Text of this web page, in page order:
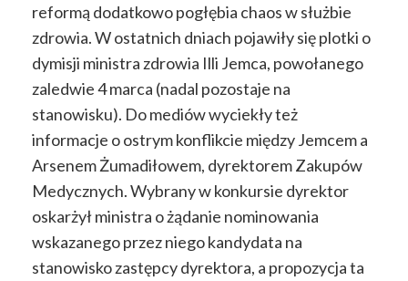
reformą dodatkowo pogłębia chaos w służbie
zdrowia. W ostatnich dniach pojawiły się plotki o
dymisji ministra zdrowia Illi Jemca, powołanego
zaledwie 4 marca (nadal pozostaje na
stanowisku). Do mediów wyciekły też
informacje o ostrym konflikcie między Jemcem a
Arsenem Żumadiłowem, dyrektorem Zakupów
Medycznych. Wybrany w konkursie dyrektor
oskarżył ministra o żądanie nominowania
wskazanego przez niego kandydata na
stanowisko zastępcy dyrektora, a propozycja ta